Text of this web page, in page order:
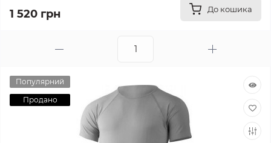
1 520 грн До кошика
Популярний
Продано